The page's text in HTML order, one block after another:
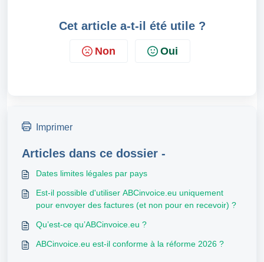
Cet article a-t-il été utile ?
Non Oui
Imprimer
Articles dans ce dossier -
Dates limites légales par pays
Est-il possible d'utiliser ABCinvoice.eu uniquement
pour envoyer des factures (et non pour en recevoir) ?
Qu’est-ce qu’ABCinvoice.eu ?
ABCinvoice.eu est-il conforme à la réforme 2026 ?